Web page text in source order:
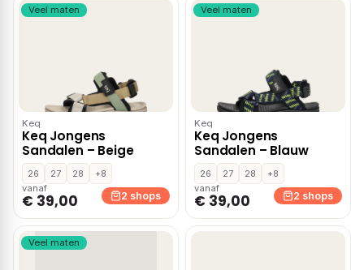
Veel maten
Keq
Keq Jongens
Sandalen – Beige
26 27 28
+8
vanaf
€ 39,00 2 shops
Veel maten
Keq
Keq Jongens
Sandalen – Blauw
26 27 28
+8
vanaf
€ 39,00 2 shops
Veel maten